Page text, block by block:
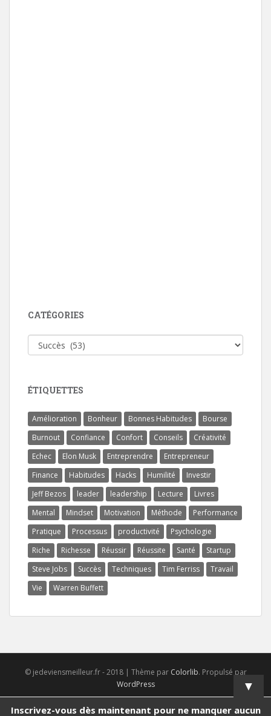
CATÉGORIES
Catégories
ÉTIQUETTES
Amélioration Bonheur Bonnes Habitudes
Bourse
Burnout
Confiance Confort Conseils
Créativité
Echec
Elon Musk Entreprendre
Entrepreneur
Finance
Habitudes Hacks Humilité
Investir
Jeff Bezos
leader leadership Lecture
Livres
Mental
Mindset Motivation Méthode
Performance
Pratique
Processus productivité
Psychologie
Riche
Richesse Réussir Réussite Santé
Startup
Steve Jobs
Succès Techniques Tim Ferriss
Travail
Vie
Warren Buffett
© jedeviensmeilleur.fr - 2018 | Thème par Colorlib. Propulsé par
WordPress
▼
Inscrivez-vous dès maintenant pour ne manquer aucun